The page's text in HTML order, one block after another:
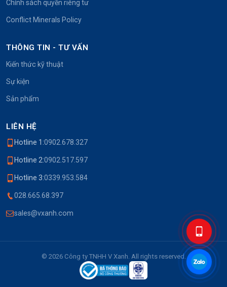
Chính sách quyền riêng tư
Conflict Minerals Policy
THÔNG TIN - TƯ VẤN
Kiến thức kỹ thuật
Sự kiện
Sản phẩm
LIÊN HỆ
Hotline 1:0902.678.327
Hotline 2:0902.517.597
Hotline 3:0339.953.584
028.665.68.397
sales@vxanh.com
© 2026 Công ty TNHH V Xanh. All rights reserved.